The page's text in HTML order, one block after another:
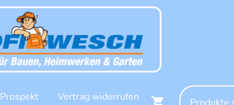
Prospekt Vertrag widerrufen